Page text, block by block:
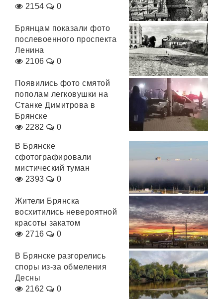
2154
0
Брянцам показали фото
послевоенного проспекта
Ленина
2106
0
Появились фото смятой
пополам легковушки на
Станке Димитрова в
Брянске
2282
0
В Брянске
сфотографировали
мистический туман
2393
0
Жители Брянска
восхитились невероятной
красоты закатом
2716
0
В Брянске разгорелись
споры из-за обмеления
Десны
2162
0